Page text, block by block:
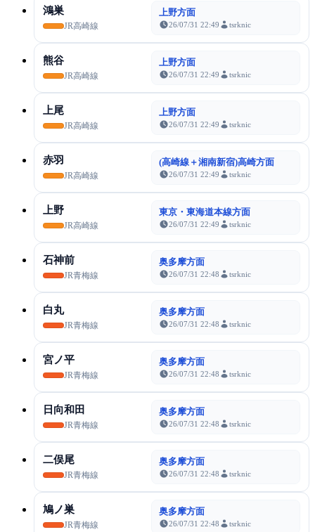
鴻巣
JR高崎線
上野方面
26/07/31 22:49 tsrknic
熊谷
JR高崎線
上野方面
26/07/31 22:49 tsrknic
上尾
JR高崎線
上野方面
26/07/31 22:49 tsrknic
赤羽
JR高崎線
(高崎線＋湘南新宿)高崎方面
26/07/31 22:49 tsrknic
上野
JR高崎線
東京・東海道本線方面
26/07/31 22:49 tsrknic
石神前
JR青梅線
奥多摩方面
26/07/31 22:48 tsrknic
白丸
JR青梅線
奥多摩方面
26/07/31 22:48 tsrknic
宮ノ平
JR青梅線
奥多摩方面
26/07/31 22:48 tsrknic
日向和田
JR青梅線
奥多摩方面
26/07/31 22:48 tsrknic
二俣尾
JR青梅線
奥多摩方面
26/07/31 22:48 tsrknic
鳩ノ巣
JR青梅線
奥多摩方面
26/07/31 22:48 tsrknic